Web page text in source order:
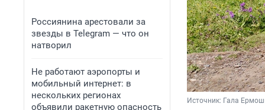
Россиянина арестовали за
звезды в Telegram — что он
натворил
Не работают аэропорты и
мобильный интернет: в
нескольких регионах
объявили ракетную опасность
Источник: Гала